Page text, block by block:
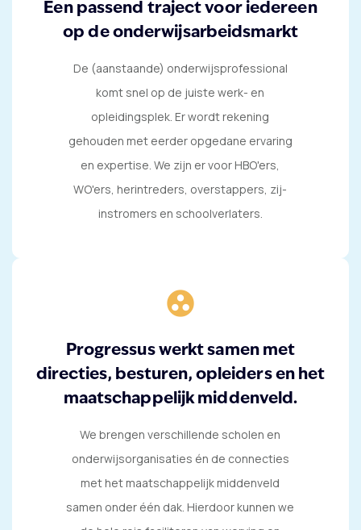
Een passend traject voor iedereen
op de onderwijsarbeidsmarkt
De (aanstaande) onderwijsprofessional
komt snel op de juiste werk- en
opleidingsplek. Er wordt rekening
gehouden met eerder opgedane ervaring
en expertise. We zijn er voor HBO'ers,
WO'ers, herintreders, overstappers, zij-
instromers en schoolverlaters.
group_work
Progressus werkt samen met
directies, besturen, opleiders en het
maatschappelijk middenveld.
We brengen verschillende scholen en
onderwijsorganisaties én de connecties
met het maatschappelijk middenveld
samen onder één dak. Hierdoor kunnen we